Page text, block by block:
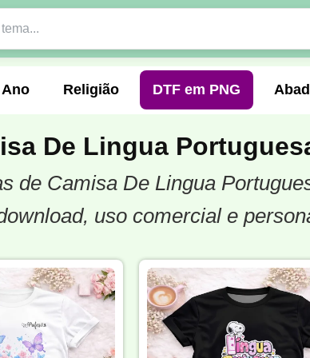
Religião DTF em PNG
Formandos Profissão Festa Junina
Uniforme
Pedagogia Biologia Geografia
De Lingua
de Camisa De Lingua
uso comercial e